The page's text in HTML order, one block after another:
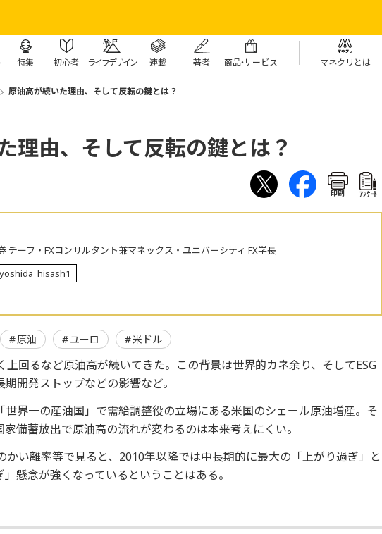
特集 初心者 ライフデザイン 連載 著者 商品・サービス マネクリとは
原油高が続いた理由、そして反転の鍵とは？
理由、そして反転の鍵とは？
印刷 ｱﾝｹｰﾄ
チーフ・FXコンサルタント兼マネックス・ユニバーシティ FX学長
原油 ユーロ 米ドル
回るなど原油高が続いてきた。この背景は世界的カネ余り、そしてESG
開発ストップなどの影響など。
世界一の産油国」で需給調整役の立場にある米国のシェール原油増産。そ
備蓄放出で原油高の流れが変わるのは本来考えにくい。
かい離率等で見ると、2010年以降では中長期的に最大の「上がり過ぎ」と
懸念が強くなっているということはある。